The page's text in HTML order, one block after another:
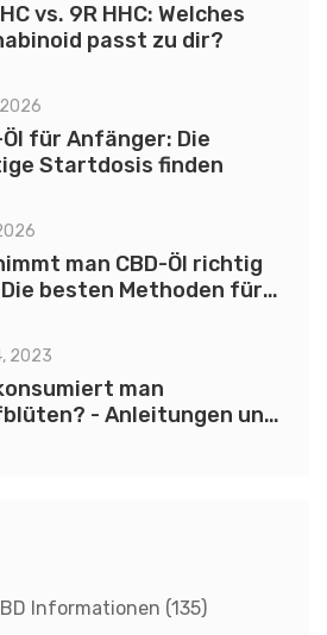
vs. 9R HHC: Welches
passt zu dir?
Öl für Anfänger: Die
Startdosis finden
man CBD-Öl richtig
besten Methoden für
2023
man
- Anleitungen und
Informationen (135)